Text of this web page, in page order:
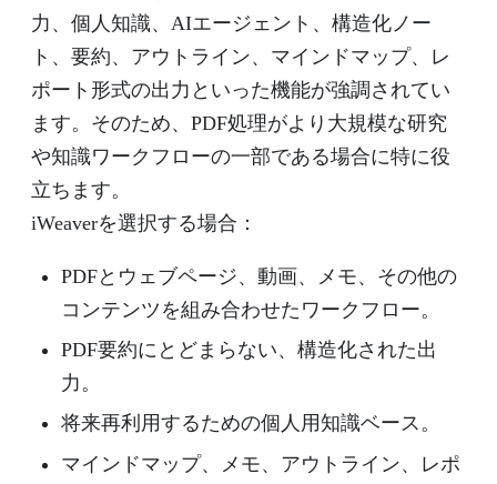
力、個人知識、AIエージェント、構造化ノー
ト、要約、アウトライン、マインドマップ、レ
ポート形式の出力といった機能が強調されてい
ます。そのため、PDF処理がより大規模な研究
や知識ワークフローの一部である場合に特に役
立ちます。
iWeaverを選択する場合：
PDFとウェブページ、動画、メモ、その他の
コンテンツを組み合わせたワークフロー。
PDF要約にとどまらない、構造化された出
力。
将来再利用するための個人用知識ベース。
マインドマップ、メモ、アウトライン、レポ